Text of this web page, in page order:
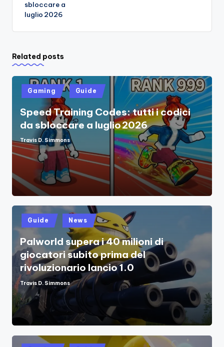
sbloccare a
luglio 2026
Related posts
Posted
in
Gaming Guide
Speed Training Codes: tutti i codici
da sbloccare a luglio 2026
Posted
by
Travis D. Simmons
Posted
in
Guide News
Palworld supera i 40 milioni di
giocatori subito prima del
rivoluzionario lancio 1.0
Posted
by
Travis D. Simmons